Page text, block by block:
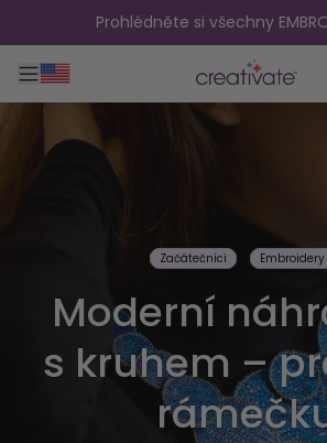
přejít na obsahProhlédněte si všechny
Přepnout hlavní navigaci
Začátečníci Embroidery
Moderní
s kruhem –